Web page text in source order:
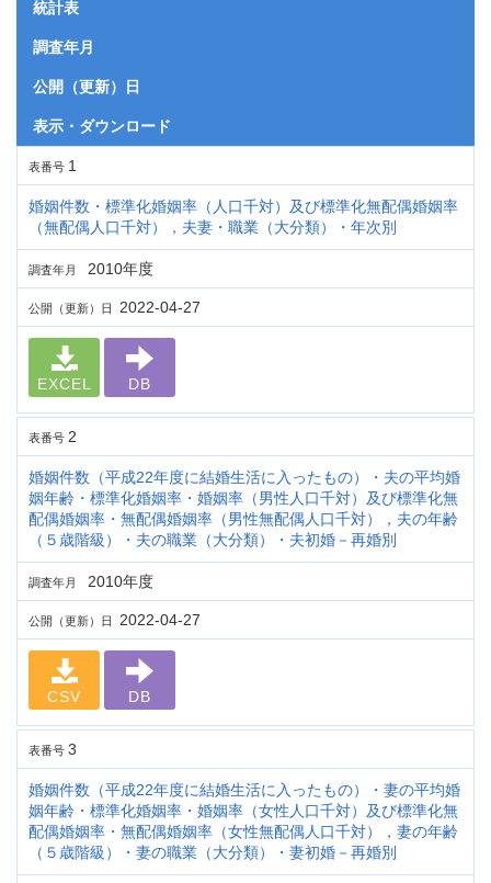
統計表
調査年月
公開（更新）日
表示・ダウンロード
表番号 1
婚姻件数・標準化婚姻率（人口千対）及び標準化無配偶婚姻率
（無配偶人口千対），夫妻・職業（大分類）・年次別
調査年月 2010年度
公開（更新）日 2022-04-27
EXCEL DB
表番号 2
婚姻件数（平成22年度に結婚生活に入ったもの）・夫の平均婚
姻年齢・標準化婚姻率・婚姻率（男性人口千対）及び標準化無
配偶婚姻率・無配偶婚姻率（男性無配偶人口千対），夫の年齢
（５歳階級）・夫の職業（大分類）・夫初婚－再婚別
調査年月 2010年度
公開（更新）日 2022-04-27
CSV DB
表番号 3
婚姻件数（平成22年度に結婚生活に入ったもの）・妻の平均婚
姻年齢・標準化婚姻率・婚姻率（女性人口千対）及び標準化無
配偶婚姻率・無配偶婚姻率（女性無配偶人口千対），妻の年齢
（５歳階級）・妻の職業（大分類）・妻初婚－再婚別